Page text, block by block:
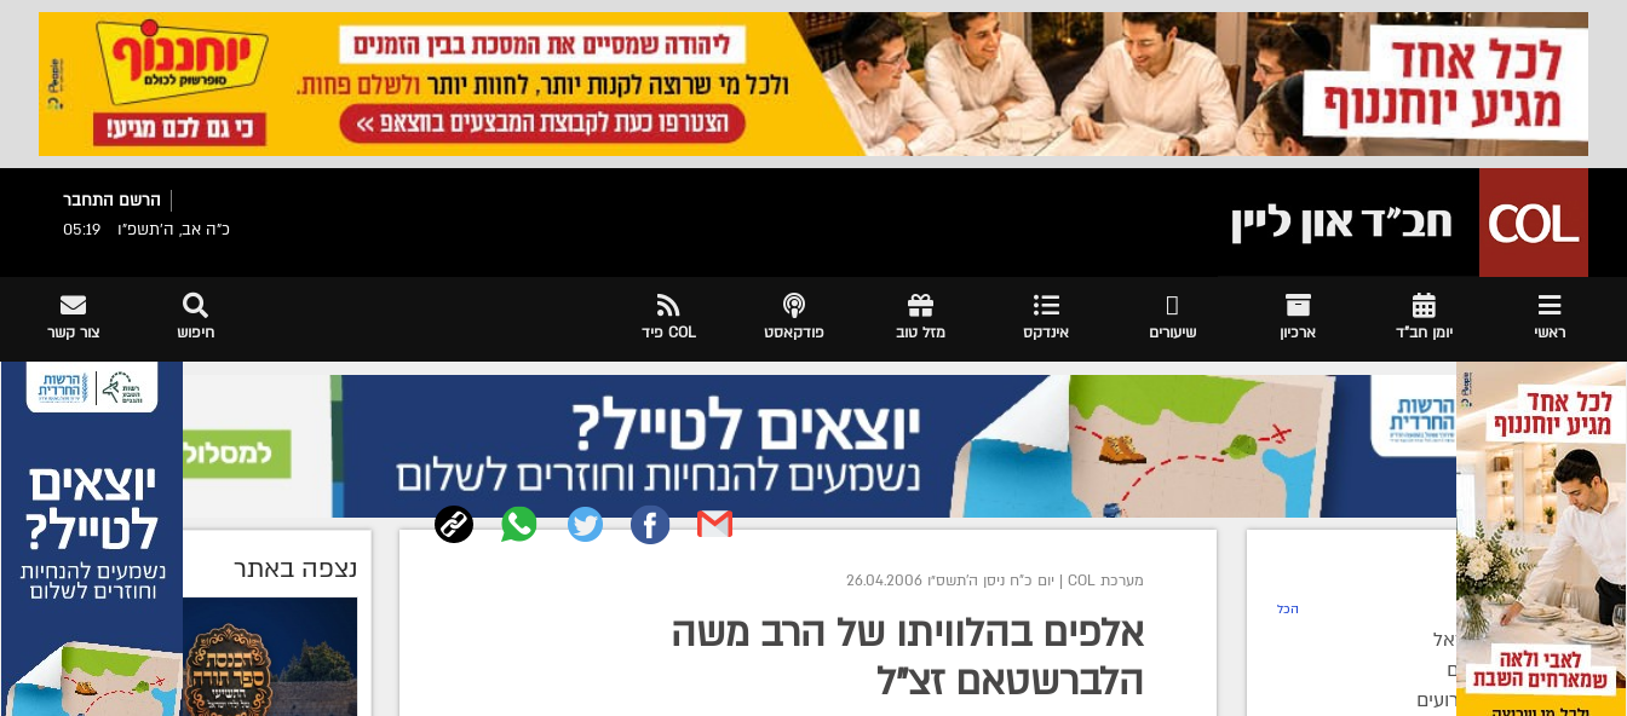
הרשם התחבר
כ"ה אב, ה׳תשפ״ו
05:19
ראשי יומן חב"ד ארכיון שיעורים אינדקס מזל טוב פודקאסט COL פיד צור קשר חיפוש
חדשות
רדיו COL הכל
חב"ד בישראל
חב"ד בעולם
כינוסים ואירועים
מערכת COL | יום כ"ח ניסן ה׳תשס״ו 26.04.2006
אלפים בהלוויתו של הרב משה
הלברשטאם זצ"ל
נצפה באתר